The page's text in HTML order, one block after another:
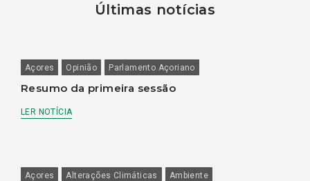
Últimas notícias
Açores Opinião Parlamento Açoriano
Resumo da primeira sessão
LER NOTÍCIA
Açores Alterações Climáticas Ambiente